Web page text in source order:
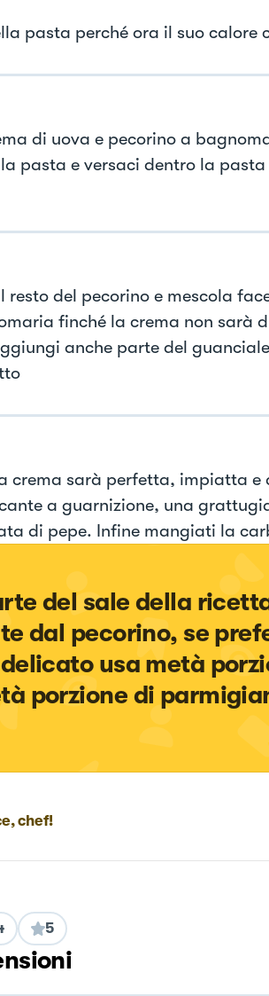
pasta perché ora il suo calore
di uova e pecorino a
pasta e versaci dentro la
del pecorino e mescola
finché la crema non sarà
anche parte del
crema sarà perfetta, impiatta e
a guarnizione, una
di pepe. Infine mangiati la
del sale della
dal pecorino, se
usa metà
porzione di
chef!
5